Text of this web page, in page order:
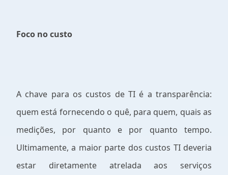
Foco no custo
A chave para os custos de TI é a transparência:
quem está fornecendo o quê, para quem, quais as
medições, por quanto e por quanto tempo.
Ultimamente, a maior parte dos custos TI deveria
estar diretamente atrelada aos serviços